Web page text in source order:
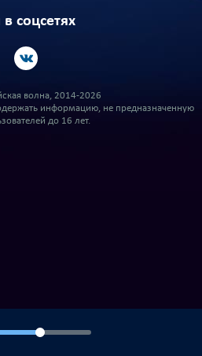
соцсетях
волна, 2014-2026
информацию, не предназначенную
до 16 лет.